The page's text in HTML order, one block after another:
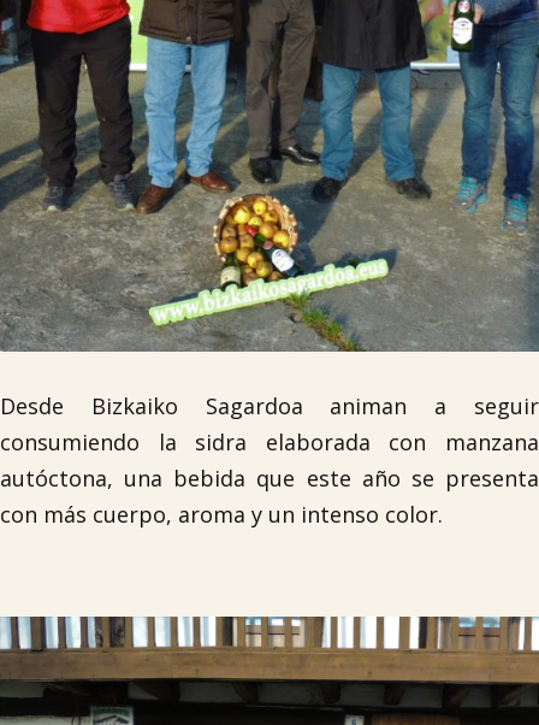
Desde Bizkaiko Sagardoa animan a seguir
consumiendo la sidra elaborada con manzana
autóctona, una bebida que este año se presenta
con más cuerpo, aroma y un intenso color.